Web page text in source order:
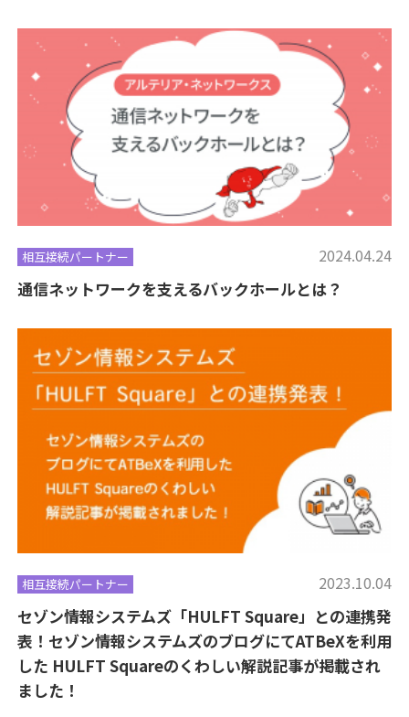
相互接続パートナー 2024.04.24
通信ネットワークを支えるバックホールとは？
相互接続パートナー 2023.10.04
セゾン情報システムズ「HULFT Square」との連携発
表！セゾン情報システムズのブログにてATBeXを利用
した HULFT Squareのくわしい解説記事が掲載され
ました！